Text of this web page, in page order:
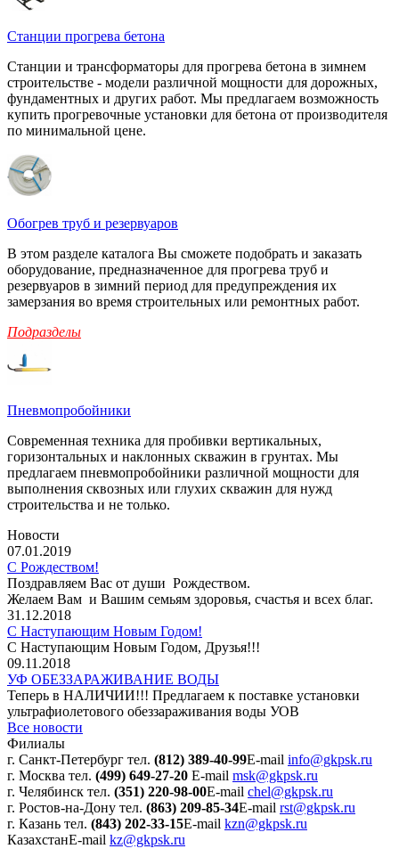
Станции прогрева бетона
Станции и трансформаторы для прогрева бетона в зимнем
строительстве - модели различной мощности для дорожных,
фундаментных и других работ. Мы предлагаем возможность
купить прогревочные установки для бетона от производителя
по минимальной цене.
Обогрев труб и резервуаров
В этом разделе каталога Вы сможете подобрать и заказать
оборудование, предназначенное для прогрева труб и
резервуаров в зимний период для предупреждения их
замерзания во время строительных или ремонтных работ.
Подразделы
Пневмопробойники
Современная техника для пробивки вертикальных,
горизонтальных и наклонных скважин в грунтах. Мы
предлагаем пневмопробойники различной мощности для
выполнения сквозных или глухих скважин для нужд
строительства и не только.
Новости
07.01.2019
С Рождеством!
Поздравляем Вас от души Рождеством.
Желаем Вам и Вашим семьям здоровья, счастья и всех благ.
31.12.2018
С Наступающим Новым Годом!
С Наступающим Новым Годом, Друзья!!!
09.11.2018
УФ ОБЕЗЗАРАЖИВАНИЕ ВОДЫ
Теперь в НАЛИЧИИ!!! Предлагаем к поставке установки
ультрафиолетового обеззараживания воды УОВ
Все новости
Филиалы
г. Санкт-Петербург тел. (812) 389-40-99E-mail info@gkpsk.ru
г. Москва тел. (499) 649-27-20 E-mail msk@gkpsk.ru
г. Челябинск тел. (351) 220-98-00E-mail chel@gkpsk.ru
г. Ростов-на-Дону тел. (863) 209-85-34E-mail rst@gkpsk.ru
г. Казань тел. (843) 202-33-15E-mail kzn@gkpsk.ru
КазахстанE-mail kz@gkpsk.ru